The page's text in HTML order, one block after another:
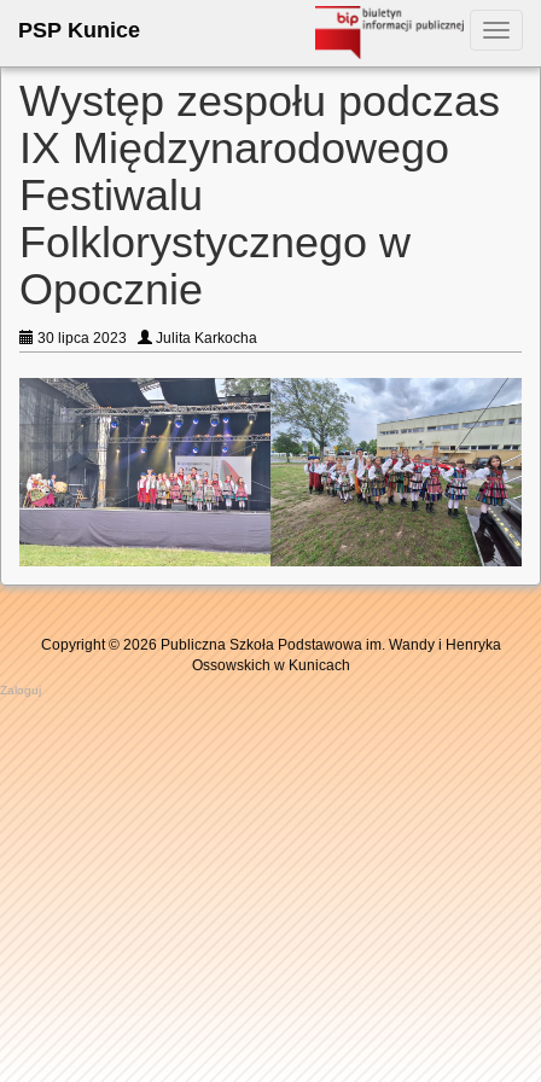
PSP Kunice
Występ zespołu podczas
IX Międzynarodowego
Festiwalu
Folklorystycznego w
Opocznie
30 lipca 2023 Julita Karkocha
Copyright © 2026 Publiczna Szkoła Podstawowa im. Wandy i Henryka
Ossowskich w Kunicach
Zaloguj